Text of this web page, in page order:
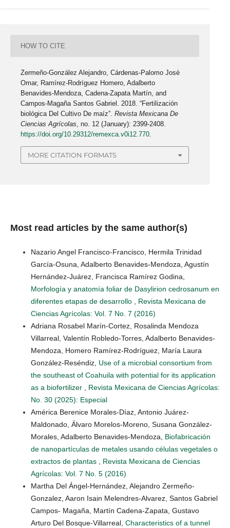
HOW TO CITE
Zermeño-González Alejandro, Cárdenas-Palomo José
Omar, Ramírez-Rodríguez Homero, Adalberto
Benavides-Mendoza, Cadena-Zapata Martín, and
Campos-Magaña Santos Gabriel. 2018. “Fertilización
biológica Del Cultivo De maíz”.Revista Mexicana De
Ciencias Agrícolas , no. 12 (January): 2399-2408.
https://doi.org/10.29312/remexca.v0i12.770
MORE CITATION FORMATS
Most read articles by the same author(s)
Nazario Angel Francisco-Francisco, Hermila Trinidad
García-Osuna, Adalberto Benavides-Mendoza, Agustín
Hernández-Juárez, Francisca Ramírez Godina,
Morfología y anatomía foliar de Dasylirion cedrosanum en
diferentes etapas de desarrollo
Revista Mexicana de
Ciencias Agrícolas: Vol. 7 No. 7 (2016)
Adriana Rosabel Marín-Cortez, Rosalinda Mendoza
Villarreal, Valentín Robledo-Torres, Adalberto Benavides-
Mendoza, Homero Ramírez-Rodríguez, María Laura
González-Reséndiz, Use of a microbial consortium from
the southeast of Coahuila with potential for its application
as a biofertilizer
Revista Mexicana de Ciencias Agrícolas:
No. 30 (2025): Especial
América Berenice Morales-Díaz, Antonio Juárez-
Maldonado, Álvaro Morelos-Moreno, Susana González-
Morales, Adalberto Benavides-Mendoza, Biofabricación
de nanopartículas de metales usando células vegetales o
extractos de plantas
Revista Mexicana de Ciencias
Agrícolas: Vol. 7 No. 5 (2016)
Martha Del Ángel-Hernández, Alejandro Zermeño-
Gonzalez, Aaron Isain Melendres-Alvarez, Santos Gabriel
Campos- Magaña, Martín Cadena-Zapata, Gustavo
Arturo Del Bosque-Villarreal, Characteristics of a tunnel